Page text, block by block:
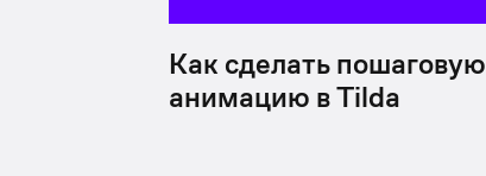
Как сделать пошаговую
анимацию в Tilda